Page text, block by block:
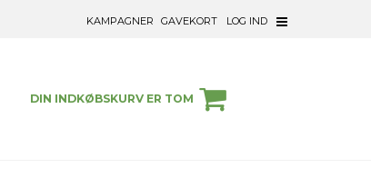
KAMPAGNER GAVEKORT LOG IND
DIN INDKØBSKURV ER TOM